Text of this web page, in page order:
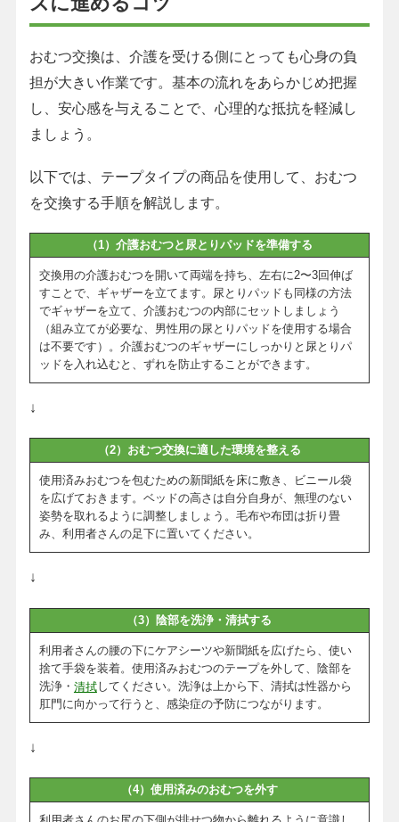
おむつ交換は、介護を受ける側にとっても心身の負
担が大きい作業です。基本の流れをあらかじめ把握
し、安心感を与えることで、心理的な抵抗を軽減し
ましょう。
以下では、テープタイプの商品を使用して、おむつ
を交換する手順を解説します。
（1）介護おむつと尿とりパッドを準備する
交換用の介護おむつを開いて両端を持ち、左右に2〜3回伸ば
すことで、ギャザーを立てます。尿とりパッドも同様の方法
でギャザーを立て、介護おむつの内部にセットしましょう
（組み立てが必要な、男性用の尿とりパッドを使用する場合
は不要です）。介護おむつのギャザーにしっかりと尿とりパ
ッドを入れ込むと、ずれを防止することができます。
↓
（2）おむつ交換に適した環境を整える
使用済みおむつを包むための新聞紙を床に敷き、ビニール袋
を広げておきます。ベッドの高さは自分自身が、無理のない
姿勢を取れるように調整しましょう。毛布や布団は折り畳
み、利用者さんの足下に置いてください。
↓
（3）陰部を洗浄・清拭する
利用者さんの腰の下にケアシーツや新聞紙を広げたら、使い
捨て手袋を装着。使用済みおむつのテープを外して、陰部を
洗浄・ 清拭してください。洗浄は上から下、清拭は性器から
肛門に向かって行うと、感染症の予防につながります。
↓
（4）使用済みのおむつを外す